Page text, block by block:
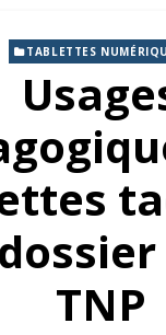
TABLETTES
TNP